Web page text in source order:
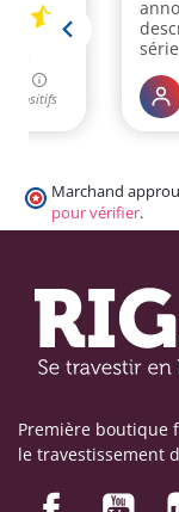
Marchand
pour vérifier.
Première boutique
le travestissement